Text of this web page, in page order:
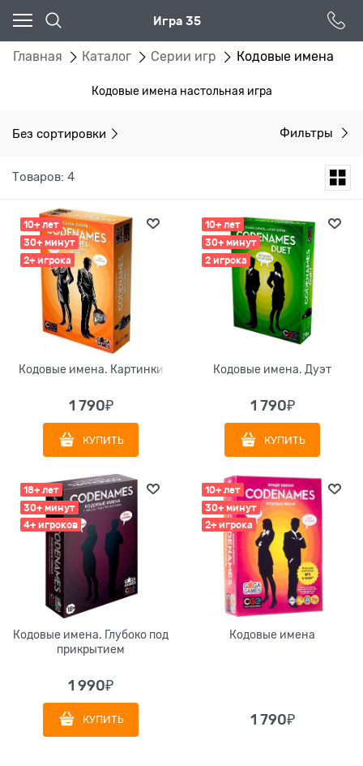
Игра 35
Главная Каталог Серии игр Кодовые имена
Кодовые имена настольная игра
Без сортировки Фильтры
Товаров: 4
10+ лет
30+ минут
2+ игрока
Кодовые имена. Картинки
1 790₽
КУПИТЬ
10+ лет
30+ минут
2 игрока
Кодовые имена. Дуэт
1 790₽
КУПИТЬ
18+ лет
30+ минут
4+ игроков
Кодовые имена. Глубоко под
прикрытием
1 990₽
КУПИТЬ
10+ лет
30+ минут
2+ игрока
Кодовые имена
1 790₽